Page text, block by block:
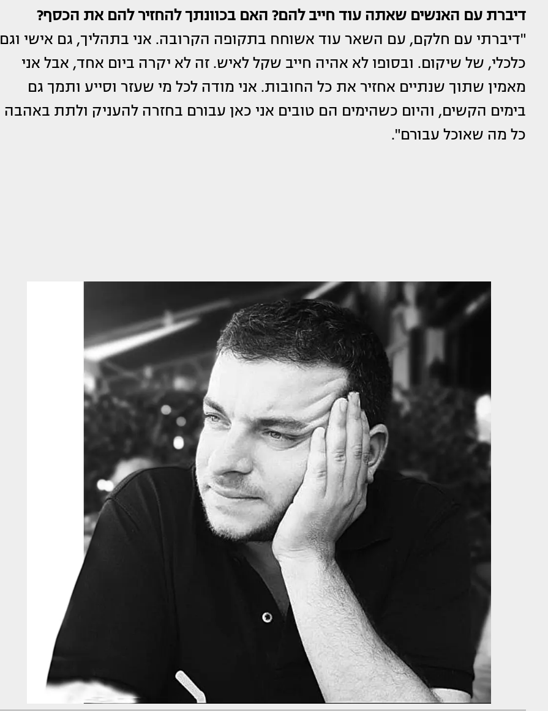
דיברת עם האנשים שאתה עוד חייב להם? האם בכוונתך להחזיר להם את הכסף?
"דיברתי עם חלקם, עם השאר עוד אשוחח בתקופה הקרובה. אני בתהליך, גם אישי וגם
כלכלי, של שיקום. ובסופו לא אהיה חייב שקל לאיש. זה לא יקרה ביום אחד, אבל אני
מאמין שתוך שנתיים אחזיר את כל החובות. אני מודה לכל מי שעזר וסייע ותמך גם
בימים הקשים, והיום כשהימים הם טובים אני כאן עבורם בחזרה להעניק ולתת באהבה
כל מה שאוכל עבורם".